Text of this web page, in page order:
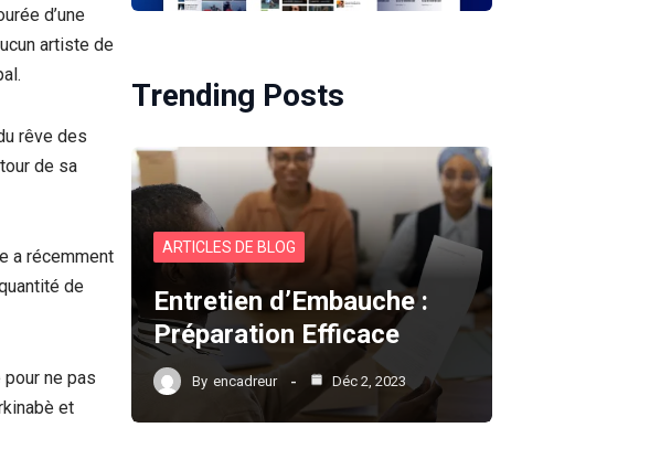
d’une
artiste de
rêve des
de sa
a récemment
de
ne pas
et
Trending Posts
ARTICLES DE BLOG
Entretien d’Embauche :
Préparation Efficace
By encadreur Déc 2, 2023